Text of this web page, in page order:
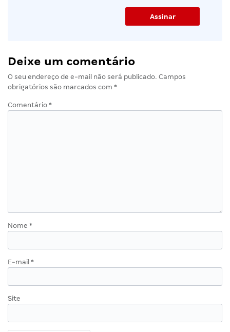
Deixe um comentário
O seu endereço de e-mail não será publicado. Campos
obrigatórios são marcados com *
Comentário *
Nome *
E-mail *
Site